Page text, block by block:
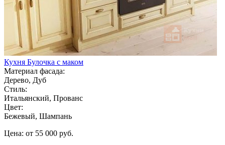
Кухня Булочка с маком
Материал фасада:
Дерево, Дуб
Стиль:
Итальянский, Прованс
Цвет:
Бежевый, Шампань
Цена: от 55 000 руб.